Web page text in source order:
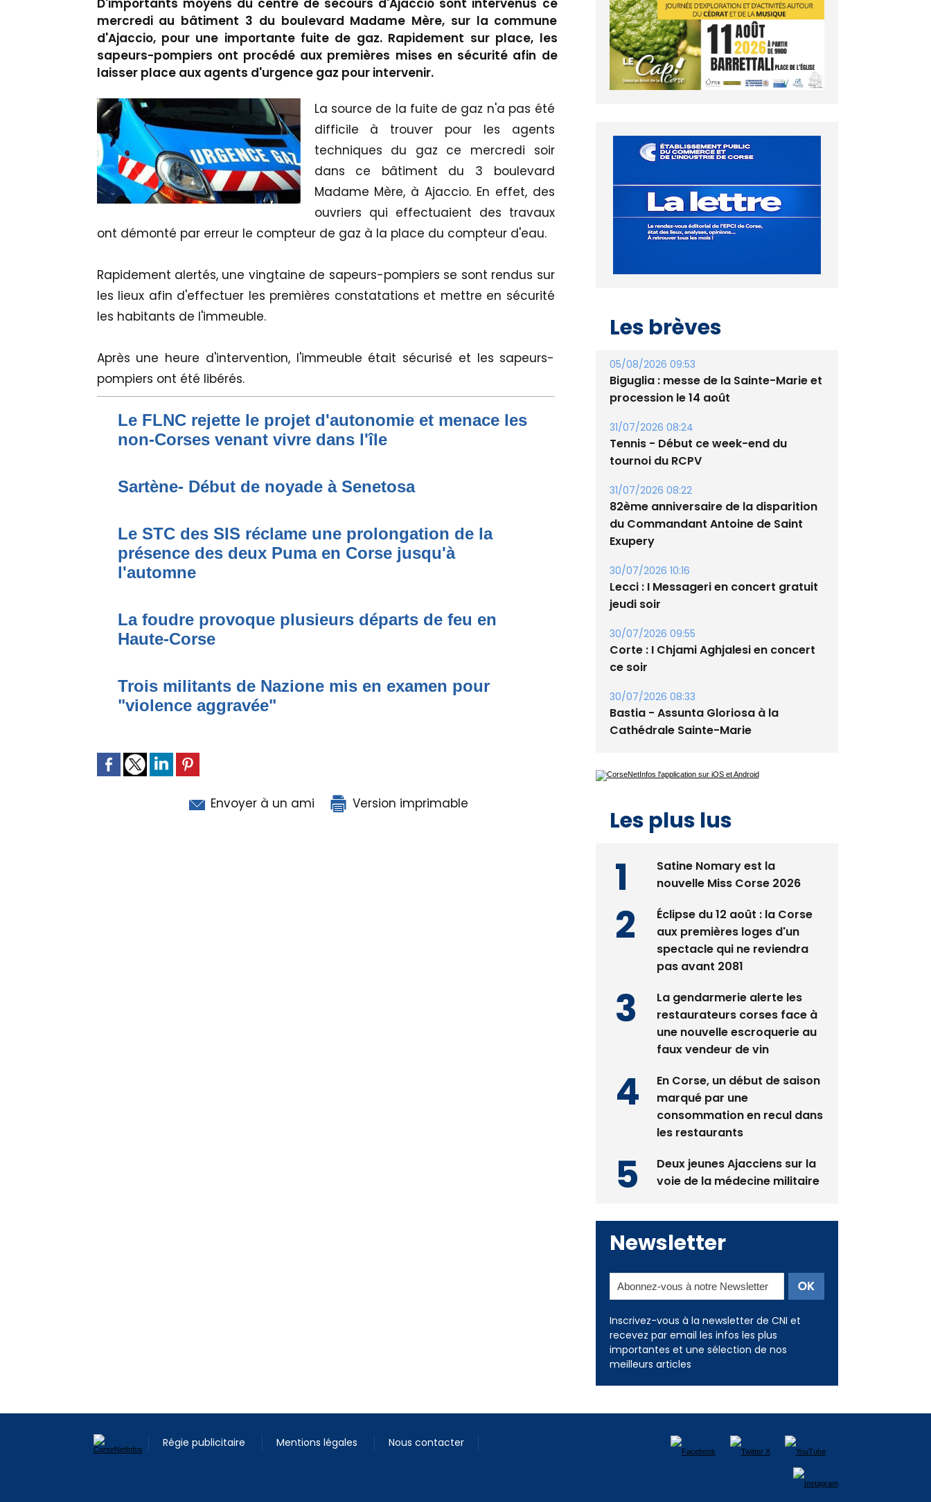
D'importants moyens du centre de secours d'Ajaccio sont intervenus ce
mercredi au bâtiment 3 du boulevard Madame Mère, sur la commune
d'Ajaccio, pour une importante fuite de gaz. Rapidement sur place, les
sapeurs-pompiers ont procédé aux premières mises en sécurité afin de
laisser place aux agents d'urgence gaz pour intervenir.
La source de la fuite de gaz n'a pas été
difficile à trouver pour les agents
techniques du gaz ce mercredi soir
dans ce bâtiment du 3 boulevard
Madame Mère, à Ajaccio. En effet, des
ouvriers qui effectuaient des travaux
ont démonté par erreur le compteur de gaz à la place du compteur d'eau.
Rapidement alertés, une vingtaine de sapeurs-pompiers se sont rendus sur
les lieux afin d'effectuer les premières constatations et mettre en sécurité
les habitants de l'immeuble.
Après une heure d'intervention, l'immeuble était sécurisé et les sapeurs-
pompiers ont été libérés.
Le FLNC rejette le projet d'autonomie et menace les
non-Corses venant vivre dans l'île
Sartène- Début de noyade à Senetosa
Le STC des SIS réclame une prolongation de la
présence des deux Puma en Corse jusqu'à
l'automne
La foudre provoque plusieurs départs de feu en
Haute-Corse
Trois militants de Nazione mis en examen pour
"violence aggravée"
Envoyer à un ami Version imprimable
Les brèves
05/08/2026 09:53
Biguglia : messe de la Sainte-Marie et
procession le 14 août
31/07/2026 08:24
Tennis - Début ce week-end du
tournoi du RCPV
31/07/2026 08:22
82ème anniversaire de la disparition
du Commandant Antoine de Saint
Exupery
30/07/2026 10:16
Lecci : I Messageri en concert gratuit
jeudi soir
30/07/2026 09:55
Corte : I Chjami Aghjalesi en concert
ce soir
30/07/2026 08:33
Bastia - Assunta Gloriosa à la
Cathédrale Sainte-Marie
Les plus lus
Satine Nomary est la
nouvelle Miss Corse 2026
Éclipse du 12 août : la Corse
aux premières loges d'un
spectacle qui ne reviendra
pas avant 2081
La gendarmerie alerte les
restaurateurs corses face à
une nouvelle escroquerie au
faux vendeur de vin
En Corse, un début de saison
marqué par une
consommation en recul dans
les restaurants
Deux jeunes Ajacciens sur la
voie de la médecine militaire
Newsletter
Inscrivez-vous à la newsletter de CNI et
recevez par email les infos les plus
importantes et une sélection de nos
meilleurs articles
Régie publicitaire Mentions légales Nous contacter